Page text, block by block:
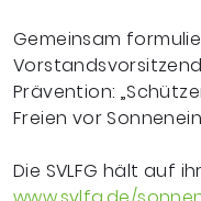
Gemeinsam
Prävention:
Freien vor
Die SVLFG hält auf